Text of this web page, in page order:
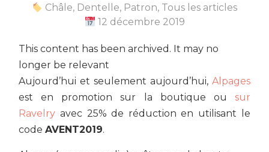
Châle, Dentelle, Patron, Tous les articles
12 décembre 2019
This content has been archived. It may no
longer be relevant
Aujourd’hui et seulement aujourd’hui, Alpages
est en promotion sur la boutique ou sur
Ravelry avec 25% de réduction en utilisant le
codeAVENT2019.